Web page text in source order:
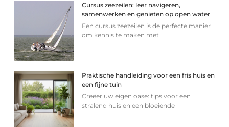
Cursus zeezeilen: leer navigeren,
samenwerken en genieten op open water
Een cursus zeezeilen is de perfecte manier
om kennis te maken met
Praktische handleiding voor een fris huis en
een fijne tuin
Creëer uw eigen oase: tips voor een
stralend huis en een bloeiende